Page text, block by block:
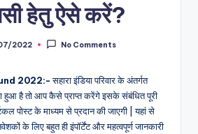
हेतु ऐसे करें?
2022 No Comments
2022:-सहारा इंडिया परिवार के अंतर्गत
हुआ है तो आप कैसे प्राप्त करेंगे इसके संबंधित पूरी
पोस्ट के माध्यम से प्रदान की जाएगी | यहां से
के लिए बहुत ही इंपॉर्टेंट और महत्वपूर्ण जानकारी